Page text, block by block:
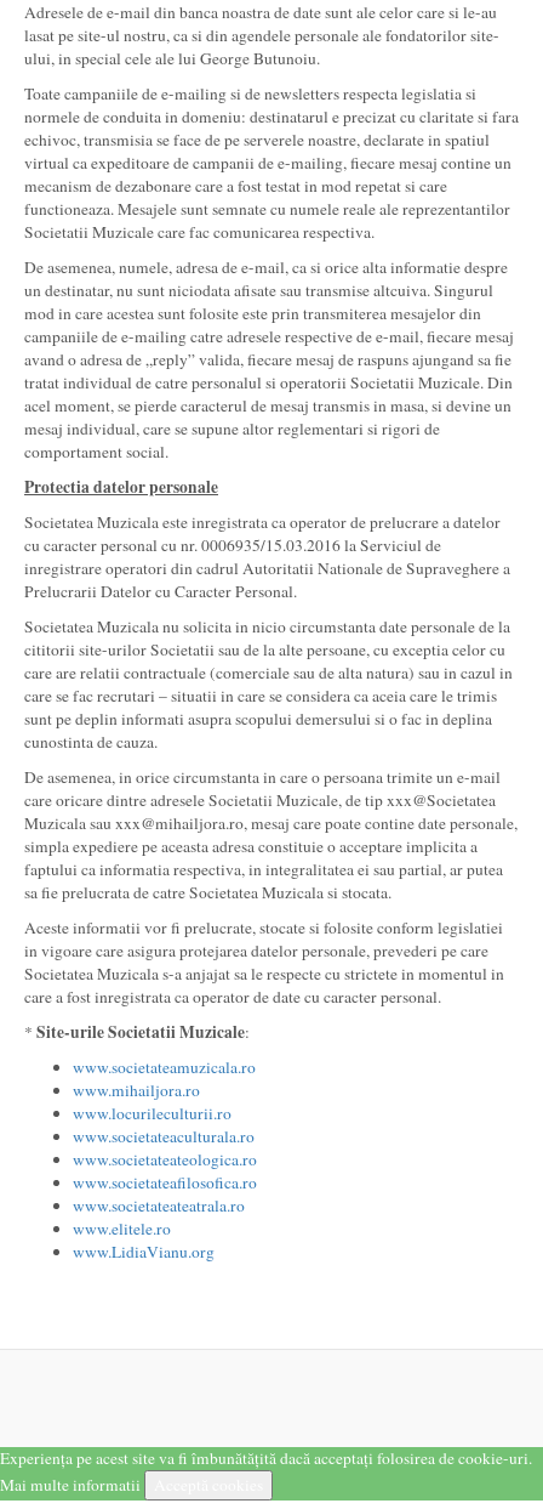
Adresele de e-mail din banca noastra de date sunt ale celor care si le-au
lasat pe site-ul nostru, ca si din agendele personale ale fondatorilor site-
ului, in special cele ale lui George Butunoiu.
Toate campaniile de e-mailing si de newsletters respecta legislatia si
normele de conduita in domeniu: destinatarul e precizat cu claritate si fara
echivoc, transmisia se face de pe serverele noastre, declarate in spatiul
virtual ca expeditoare de campanii de e-mailing, fiecare mesaj contine un
mecanism de dezabonare care a fost testat in mod repetat si care
functioneaza. Mesajele sunt semnate cu numele reale ale reprezentantilor
Societatii Muzicale care fac comunicarea respectiva.
De asemenea, numele, adresa de e-mail, ca si orice alta informatie despre
un destinatar, nu sunt niciodata afisate sau transmise altcuiva. Singurul
mod in care acestea sunt folosite este prin transmiterea mesajelor din
campaniile de e-mailing catre adresele respective de e-mail, fiecare mesaj
avand o adresa de „reply” valida, fiecare mesaj de raspuns ajungand sa fie
tratat individual de catre personalul si operatorii Societatii Muzicale. Din
acel moment, se pierde caracterul de mesaj transmis in masa, si devine un
mesaj individual, care se supune altor reglementari si rigori de
comportament social.
Protectia datelor personale
Societatea Muzicala este inregistrata ca operator de prelucrare a datelor
cu caracter personal cu nr. 0006935/15.03.2016 la Serviciul de
inregistrare operatori din cadrul Autoritatii Nationale de Supraveghere a
Prelucrarii Datelor cu Caracter Personal.
Societatea Muzicala nu solicita in nicio circumstanta date personale de la
cititorii site-urilor Societatii sau de la alte persoane, cu exceptia celor cu
care are relatii contractuale (comerciale sau de alta natura) sau in cazul in
care se fac recrutari – situatii in care se considera ca aceia care le trimis
sunt pe deplin informati asupra scopului demersului si o fac in deplina
cunostinta de cauza.
De asemenea, in orice circumstanta in care o persoana trimite un e-mail
care oricare dintre adresele Societatii Muzicale, de tip xxx@Societatea
Muzicala sau xxx@mihailjora.ro, mesaj care poate contine date personale,
simpla expediere pe aceasta adresa constituie o acceptare implicita a
faptului ca informatia respectiva, in integralitatea ei sau partial, ar putea
sa fie prelucrata de catre Societatea Muzicala si stocata.
Aceste informatii vor fi prelucrate, stocate si folosite conform legislatiei
in vigoare care asigura protejarea datelor personale, prevederi pe care
Societatea Muzicala s-a anjajat sa le respecte cu strictete in momentul in
care a fost inregistrata ca operator de date cu caracter personal.
* Site-urile Societatii Muzicale:
www.societateamuzicala.ro
www.mihailjora.ro
www.locurileculturii.ro
www.societateaculturala.ro
www.societateateologica.ro
www.societateafilosofica.ro
www.societateateatrala.ro
www.elitele.ro
www.LidiaVianu.org
Experiența pe acest site va fi îmbunătățită dacă acceptați folosirea de cookie-uri.
Mai multe informatii